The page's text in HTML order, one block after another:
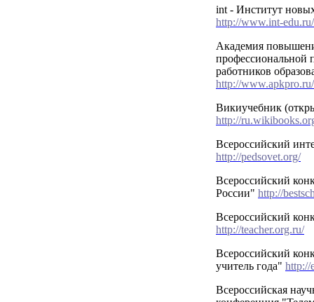
int - Институт
http://www.int-edu.ru/
Академия
профессиональной
работников
http://www.apkpro.ru/
Викиучебник
http://
Всероссийский
http://pedsovet.org/
Всероссийский
России" http://
Всероссийский
http://teacher.org.ru/
Всероссийский
учитель года" http://
Всероссийская